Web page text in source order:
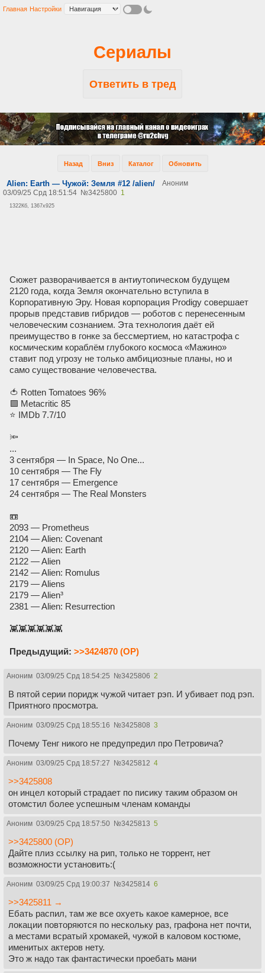
Главная Настройки
Сериалы
Ответить в тред
Назад Вниз Каталог Обновить
Alien: Earth — Чужой: Земля #12 /alien/
Аноним
03/09/25 Срд 18:51:54 №3425800 1
1322Кб, 1367x925
Сюжет разворачивается в антиутопическом будущем
2120 года, когда Земля окончательно вступила в
Корпоративную Эру. Новая корпорация Prodigy совершает
прорыв представив гибридов — роботов с перенесенным
человеческим сознанием. Эта технология даёт ей
преимущество в гонке за бессмертием, но катастрофа с
космическим кораблём глубокого космоса «Мажино»
ставит под угрозу не только амбициозные планы, но и
само существование человечества.
🍅 Rotten Tomatoes 96%
🟩 Metacritic 85
⭐ IMDb 7.7/10
🔦
...
3 сентября — In Space, No One...
10 сентября — The Fly
17 сентября — Emergence
24 сентября — The Real Monsters
📼
2093 — Prometheus
2104 — Alien: Covenant
2120 — Alien: Earth
2122 — Alien
2142 — Alien: Romulus
2179 — Aliens
2179 — Alien³
2381 — Alien: Resurrection
👾👾👾👾👾👾
Предыдущий: >>3424870 (OP)
Аноним 03/09/25 Срд 18:54:25 №3425806 2
В пятой серии поридж чужой читает рэп. И убивает под рэп.
Приятного просмотра.
Аноним 03/09/25 Срд 18:55:16 №3425808 3
Почему Тенг никого не предупредил про Петровича?
Аноним 03/09/25 Срд 18:57:27 №3425812 4
>>3425808
он инцел который страдает по писику таким образом он
отомстил более успешным членам команды
Аноним 03/09/25 Срд 18:57:50 №3425813 5
>>3425800 (OP)
Дайте плиз ссылку на рип, только не торрент, нет
возможности установить:(
Аноним 03/09/25 Срд 19:00:37 №3425814 6
>>3425811 →
Ебать распил, там же все охуеть какое камерное, все
локации повторяются по нескольку раз, графона нет почти,
а местами всратый хромакей, чужой в каловом костюме,
именитых актеров нету.
Это ж надо так фантастически проебать мани